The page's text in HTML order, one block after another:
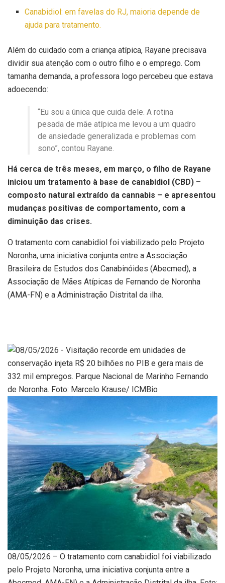
Canabidiol: em favelas do RJ, maioria depende de
ajuda para tratamento.
Além do cuidado com a criança atípica, Rayane precisava
dividir sua atenção com o outro filho e o emprego. Com
tamanha demanda, a professora logo percebeu que estava
adoecendo:
“Eu sou a única que cuida dele. A rotina
pesada de mãe atípica me levou a um quadro
de ansiedade generalizada e problemas com
sono”, contou Rayane.
Há cerca de três meses, em março, o filho de Rayane
iniciou um tratamento à base de canabidiol (CBD) –
composto natural extraído da cannabis – e apresentou
mudanças positivas de comportamento, com a
diminuição das crises.
O tratamento com canabidiol foi viabilizado pelo Projeto
Noronha, uma iniciativa conjunta entre a Associação
Brasileira de Estudos dos Canabinóides (Abecmed), a
Associação de Mães Atípicas de Fernando de Noronha
(AMA-FN) e a Administração Distrital da ilha.
08/05/2026 – O tratamento com canabidiol foi viabilizado
pelo Projeto Noronha, uma iniciativa conjunta entre a